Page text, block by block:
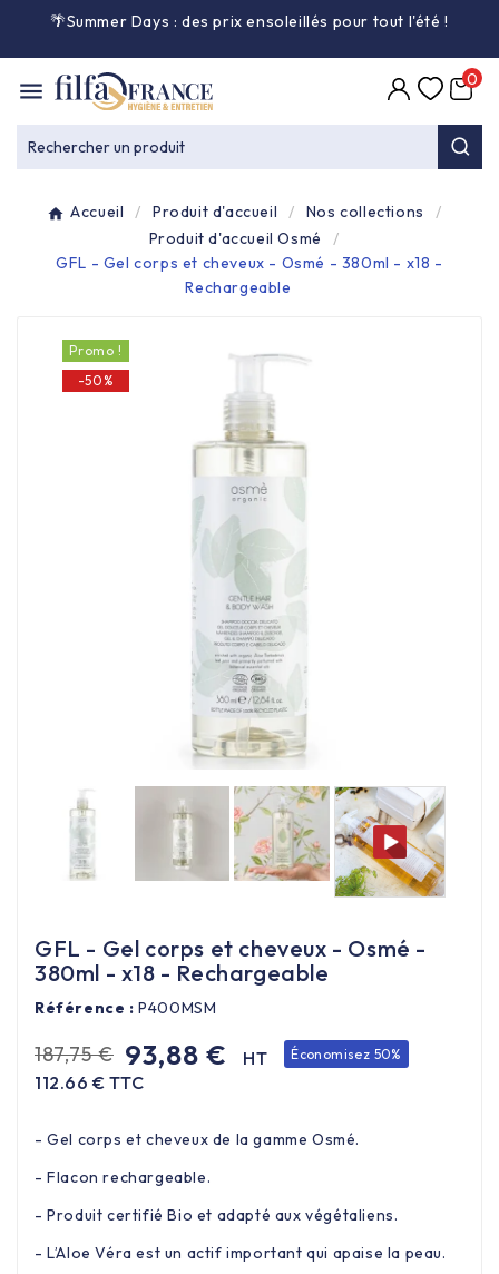
🌴Summer Days : des prix ensoleillés pour tout l'été!

Entretien général
Équipement & matériel 
Collecte des déchets 
Produit d'accueil 
Équipement cuisine pro
Les nouveaux produits
Rechercher un produit
0
Accueil Produit d'accueil
Nos collections
Produit d'accueil Osmé
GFL - Gel corps et cheveux - Osmé - 380ml - x18 -
Rechargeable
Promo !
-50%
GFL - Gel corps et cheveux - Osmé -
380ml - x18 - Rechargeable
Référence : P400MSM
187,75 € 93,88 € HT Économisez 50%
112.66 € TTC
- Gel corps et cheveux de la gamme Osmé.
- Flacon rechargeable.
- Produit certifié Bio et adapté aux végétaliens.
- L’Aloe Véra est un actif important qui apaise la peau.